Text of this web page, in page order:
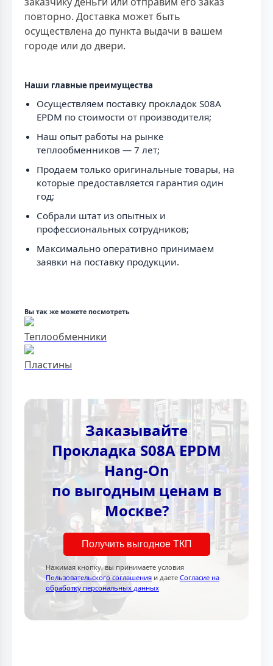
повторно. Доставка может быть
осуществлена до пункта выдачи в вашем
городе или до двери.
Наши главные преимущества
Осуществляем поставку прокладок S08A
EPDM по стоимости от производителя;
Наш опыт работы на рынке
теплообменников — 7 лет;
Продаем только оригинальные товары, на
которые предоставляется гарантия один
год;
Собрали штат из опытных и
профессиональных сотрудников;
Максимально оперативно принимаем
заявки на поставку продукции.
Вы так же можете посмотреть
Теплообменники
Пластины
Заказывайте
Прокладка S08A EPDM
Hang-On
по выгодным ценам в
Москве?
Получить выгодное ТКП
Нажимая кнопку, вы принимаете условия
Пользовательского соглашения и даете Согласие на
обработку персональных данных